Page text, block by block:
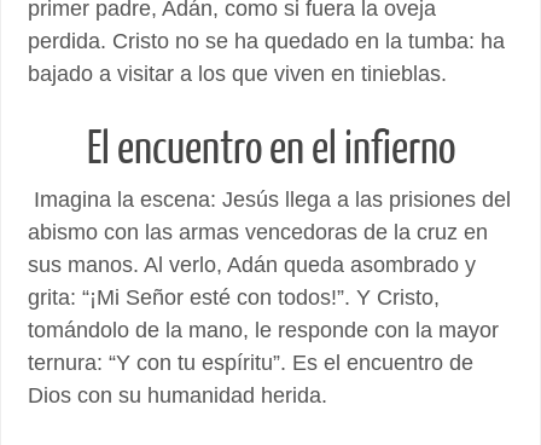
primer padre, Adán, como si fuera la oveja
perdida. Cristo no se ha quedado en la tumba: ha
bajado a visitar a los que viven en tinieblas.
El encuentro en el infierno
Imagina la escena: Jesús llega a las prisiones del
abismo con las armas vencedoras de la cruz en
sus manos. Al verlo, Adán queda asombrado y
grita: “¡Mi Señor esté con todos!”. Y Cristo,
tomándolo de la mano, le responde con la mayor
ternura: “Y con tu espíritu”. Es el encuentro de
Dios con su humanidad herida.